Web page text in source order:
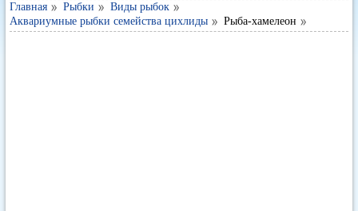
Главная Рыбки
Виды рыбок
Аквариумные рыбки семейства цихлиды
Рыба-хамелеон